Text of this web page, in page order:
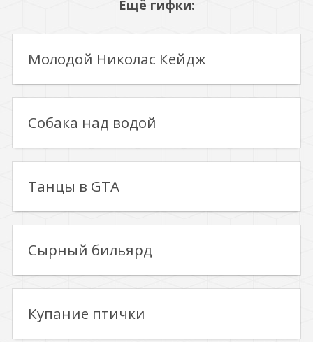
Ещё гифки:
Молодой Николас Кейдж
Собака над водой
Танцы в GTA
Сырный бильярд
Купание птички